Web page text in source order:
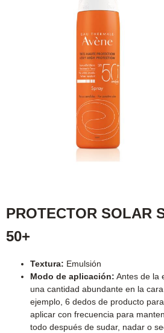
PROTECTOR SOLAR
50+
Textura: Emulsión
Modo de aplicación: Antes de la
una cantidad abundante en la
ejemplo, 6 dedos de producto
aplicar con frecuencia para
todo después de sudar, nadar o